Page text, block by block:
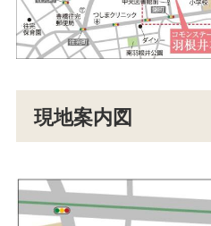
現地案内図